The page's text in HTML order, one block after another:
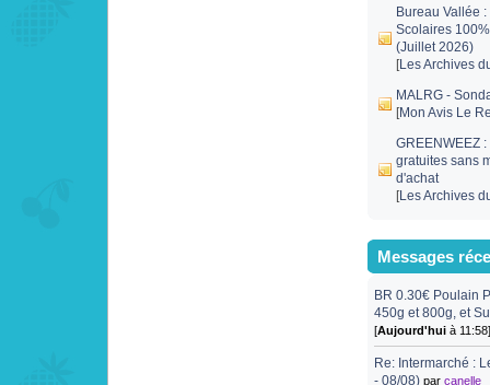
Bureau Vallée
Scolaires
(Juillet 2026)
[Les Archives
MALRG -
[Mon Avis Le
GREENWEEZ
gratuites sans
d'achat
[Les Archives
Messages
BR 0.30€ Poulain
450g et 800g, et
[Aujourd'hui à
Re: Intermarché :
- 08/08) parcanelle